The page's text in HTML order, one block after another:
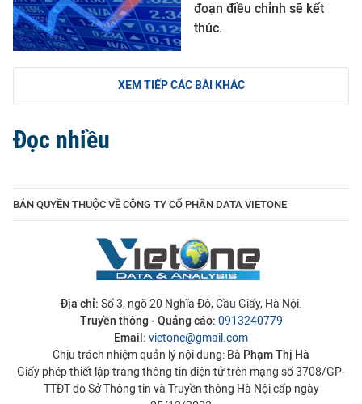
đoạn điều chỉnh sẽ kết
thúc.
XEM TIẾP CÁC BÀI KHÁC
Đọc nhiều
BẢN QUYỀN THUỘC VỀ CÔNG TY CỔ PHẦN DATA VIETONE
Địa chỉ: Số 3, ngõ 20 Nghĩa Đô, Cầu Giấy, Hà Nội.
Truyền thông - Quảng cáo: 0913240779
Email: vietone@gmail.com
Chịu trách nhiệm quản lý nội dung: Bà Phạm Thị Hà
Giấy phép thiết lập trang thông tin điện tử trên mạng số 3708/GP-
TTĐT do Sở Thông tin và Truyền thông Hà Nội cấp ngày